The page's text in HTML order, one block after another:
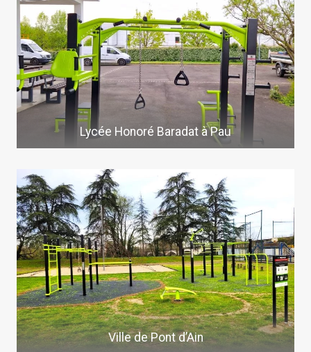
Lycée Honoré Baradat à Pau
Ville de Pont d’Ain